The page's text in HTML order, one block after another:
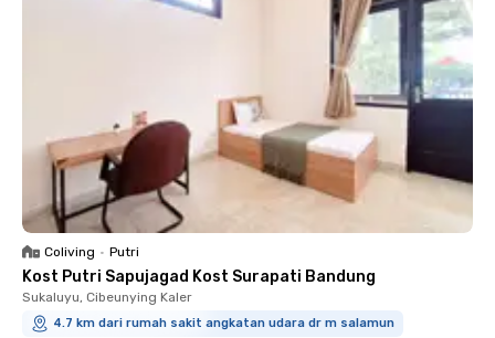
Coliving • Putri
Kost Putri Sapujagad Kost Surapati Bandung
Sukaluyu, Cibeunying Kaler
4.7 km dari rumah sakit angkatan udara dr m salamun